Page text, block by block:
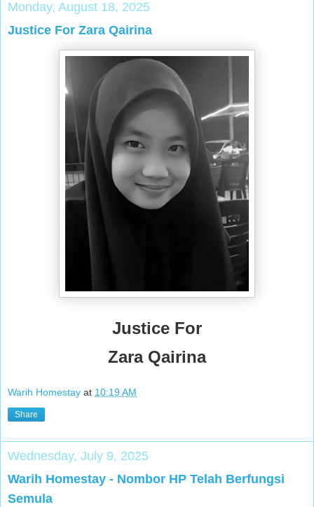
Monday, August 18, 2025
Justice For Zara Qairina
Justice For
Zara Qairina
Warih Homestay at 10:19 AM
Share
Wednesday, July 9, 2025
Warih Homestay - Nombor HP Telah Berfungsi
Semula